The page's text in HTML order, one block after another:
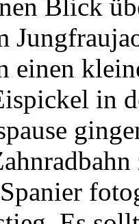
Blick
einen
in